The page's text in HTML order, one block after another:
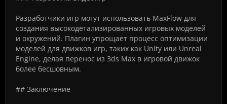
Разработчики игр могут использовать MaxFlow для
создания высокодетализированных игровых моделей
и окружений. Плагин упрощает процесс оптимизации
моделей для движков игр, таких как Unity или Unreal
Engine, делая перенос из 3ds Max в игровой движок
более бесшовным.
## Заключение